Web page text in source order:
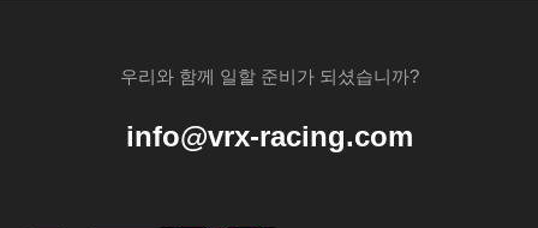
우리와 함께 일할 준비가 되셨습니까?
info@vrx-racing.com